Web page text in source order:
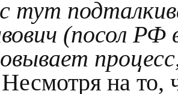
тут
(посол РФ
Несмотря на то,